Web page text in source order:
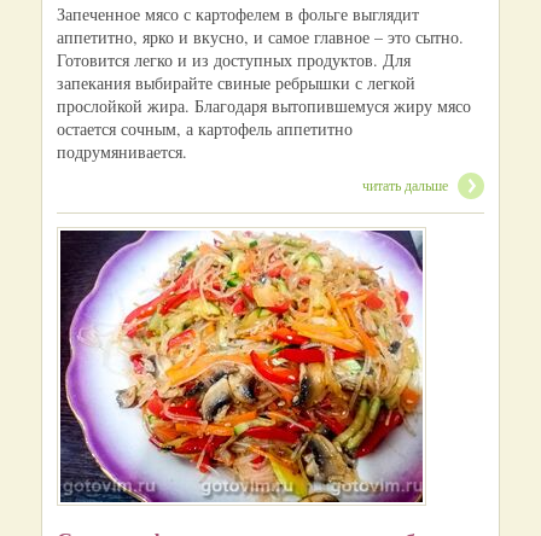
Запеченное мясо с картофелем в фольге выглядит
аппетитно, ярко и вкусно, и самое главное – это сытно.
Готовится легко и из доступных продуктов. Для
запекания выбирайте свиные ребрышки с легкой
прослойкой жира. Благодаря вытопившемуся жиру мясо
остается сочным, а картофель аппетитно
подрумянивается.
читать дальше